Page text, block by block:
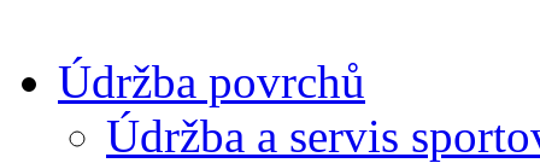
Údržba povrchů
Údržba a servis